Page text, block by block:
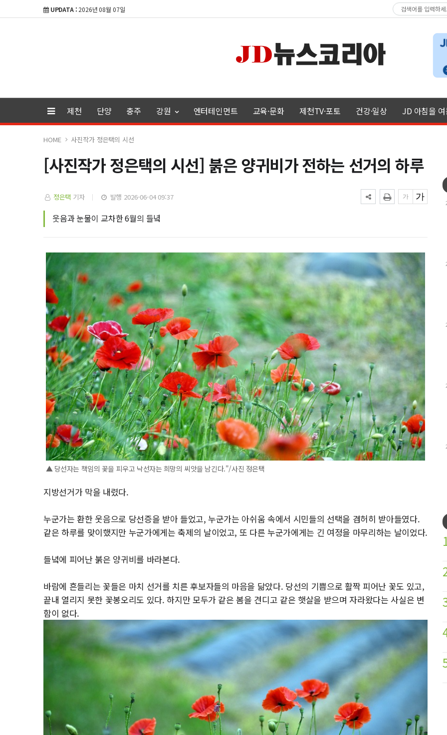
UPDATA : 2026년 08월 07일
제천 단양 충주 강원 엔터테인먼트 교육·문화 제천TV·포토 건강·일상 JD 아침을
HOME 사진작가 정은택의 시선
[사진작가 정은택의 시선] 붉은 양귀비가 전하는 선거의 하루
정은택 기자 발행 2026-06-04 09:37
웃음과 눈물이 교차한 6월의 들녘
▲ 당선자는 책임의 꽃을 피우고 낙선자는 희망의 씨앗을 남긴다."/사진 정은택
지방선거가 막을 내렸다.
누군가는 환한 웃음으로 당선증을 받아 들었고, 누군가는 아쉬움 속에서 시민들의 선택을 겸허히 받아들였다.
같은 하루를 맞이했지만 누군가에게는 축제의 날이었고, 또 다른 누군가에게는 긴 여정을 마무리하는 날이었다.
들녘에 피어난 붉은 양귀비를 바라본다.
바람에 흔들리는 꽃들은 마치 선거를 치른 후보자들의 마음을 닮았다. 당선의 기쁨으로 활짝 피어난 꽃도 있고,
끝내 열리지 못한 꽃봉오리도 있다. 하지만 모두가 같은 봄을 견디고 같은 햇살을 받으며 자라왔다는 사실은 변
함이 없다.